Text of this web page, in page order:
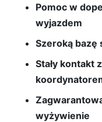
Pomoc w
wyjazdem
Szeroką
Stały kontakt
wyżywienie